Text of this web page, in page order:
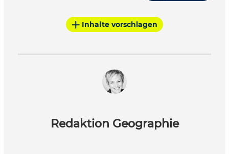
Inhalte vorschlagen
Redaktion Geographie